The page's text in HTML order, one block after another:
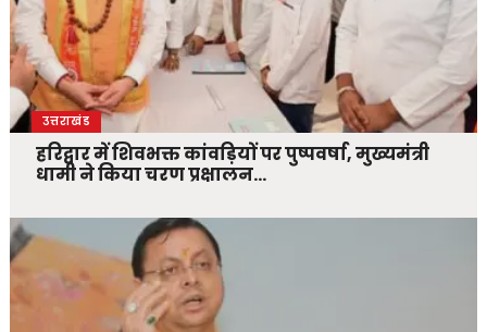
उत्तराखंड
हरिद्वार में शिवभक्त कांवड़ियों पर पुष्पवर्षा, मुख्यमंत्री
धामी ने किया चरण प्रक्षालन…